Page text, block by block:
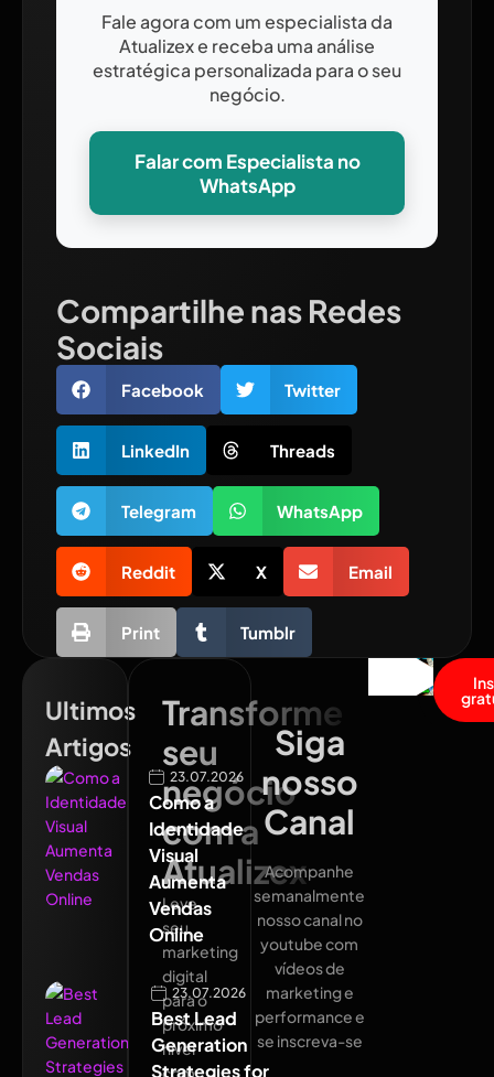
Ultimos
Artigos
23.07.2026
Como a
Identidade
Visual
Aumenta
Vendas
Online
23.07.2026
Best Lead
Generation
Strategies for
Transforme
seu
negócio
com a
Atualizex
Leve
seu
marketing
digital
para o
próximo
nível
Siga
nosso
Canal
Acompanhe
semanalmente
nosso canal no
youtube com
vídeos de
marketing e
performance e
se inscreva-se
Fale agora com um especialista da
Atualizex e receba uma análise
estratégica personalizada para o seu
negócio.
Falar com Especialista no
WhatsApp
Compartilhe nas Redes
Sociais
Facebook Twitter
LinkedIn Threads
Telegram WhatsApp
Reddit X Email
Print Tumblr